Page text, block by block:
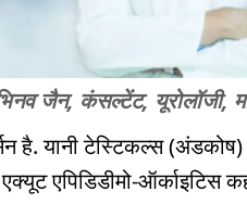
जैन, कंसल्टेंट, यूरोलॉजी,
है. यानी टेस्टिकल्स
एपिडिडीमो-ऑर्काइटिस